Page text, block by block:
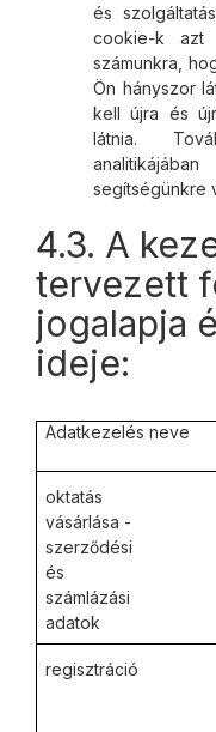
és
cookie-k
számunkra,
Ön hányszor
kell újra és
látnia.
segítségünkre
4.3. A
tervezett
jogalapja
ideje:
Adatkezelés neve
oktatás
vásárlása -
szerződési
és
számlázási
adatok
regisztráció